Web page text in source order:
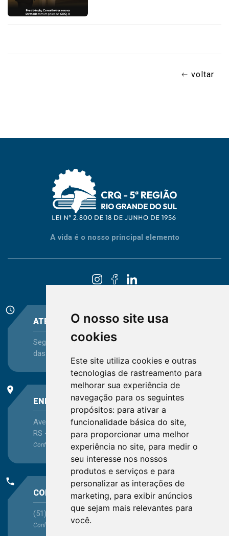
O nosso site usa
cookies
Este site utiliza cookies e outras
tecnologias de rastreamento para
melhorar sua experiência de
navegação para os seguintes
propósitos: para ativar a
funcionalidade básica do site,
para proporcionar uma melhor
experiência no site, para medir o
seu interesse nos nossos
produtos e serviços e para
personalizar as interações de
marketing, para exibir anúncios
que sejam mais relevantes para
você.
voltar
A vida é o nosso principal elemento
schedule
ATENDIMENTO
Segunda-feira a Sexta-feira - das 08:30 às 12:15 e
das 13:30 às 16:45
place
ENDEREÇO
Avenida Itaqui, 45, Bairro Petrópolis, Porto Alegre -
RS - CEP 90460-140
Confira as demaislocalizações no Estado
phone
CONTATO
(51) 3330-5659
Confira os e-mailsaqui